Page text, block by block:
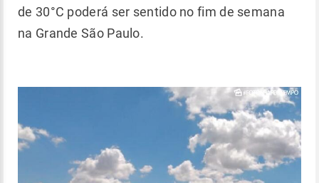
de 30°C poderá ser sentido no fim de semana
na Grande São Paulo.